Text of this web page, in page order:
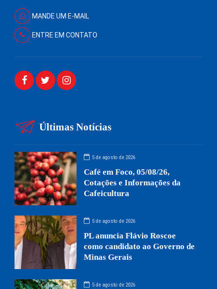
MANDE UM E-MAIL
ENTRE EM CONTATO
Últimas Notícias
5 de agosto de 2026
Café em Foco, 05/08/26,
Cotações e Informações da
Cafeicultura
5 de agosto de 2026
PL anuncia Flávio Roscoe
como candidato ao Governo de
Minas Gerais
5 de agosto de 2026